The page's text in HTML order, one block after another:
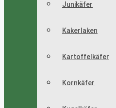
Junikäfer
Kakerlaken
Kartoffelkäfer
Kornkäfer